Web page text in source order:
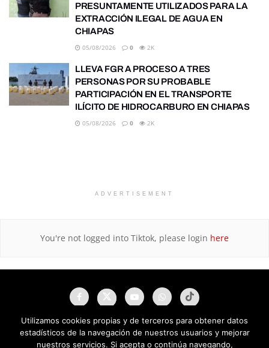
PRESUNTAMENTE UTILIZADOS PARA LA
EXTRACCIÓN ILEGAL DE AGUA EN
CHIAPAS
05/08/2026 0 2K
LLEVA FGR A PROCESO A TRES
PERSONAS POR SU PROBABLE
PARTICIPACIÓN EN EL TRANSPORTE
ILÍCITO DE HIDROCARBURO EN CHIAPAS
05/08/2026 0 2K
ADVERTISEMENT
You're not logged into Tiktok, please login here
Utilizamos cookies propias y de terceros para obtener datos
estadísticos de la navegación de nuestros usuarios y mejorar
nuestros servicios. Si acepta o continúa navegando,